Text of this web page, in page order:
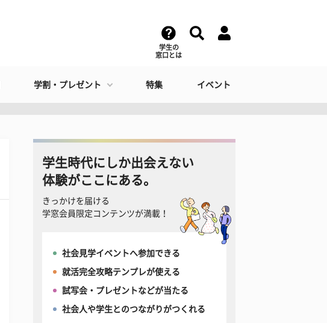
学生の
窓口とは
学割・プレゼント 特集 イベント
学生時代にしか出会えない
体験がここにある。
きっかけを届ける
学窓会員限定コンテンツが満載！
社会見学イベントへ参加できる
就活完全攻略テンプレが使える
試写会・プレゼントなどが当たる
社会人や学生とのつながりがつくれる